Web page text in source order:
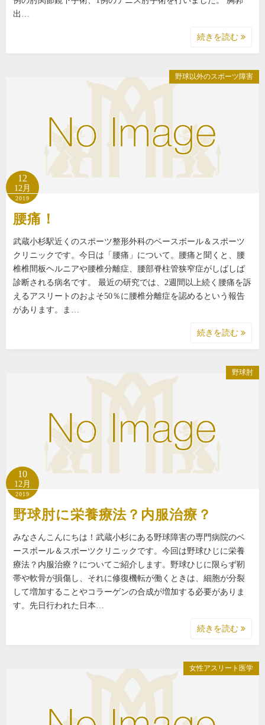
出…
続きを読む
野球以外のスポーツ障害
12
12月
2019
腰痛！
武蔵小杉駅近くのスポーツ整形外科のベースボール＆スポーツ
クリニックです。今日は「腰痛」について。腰痛と聞くと、腰
椎椎間板ヘルニアや腰椎分離症、腰部脊柱管狭窄症がしばしば
診断される病名です。 最近の研究では、2週間以上続く腰痛を訴
えるアスリートのおよそ50％に腰椎分離症を認めるという報告
があります。ま…
続きを読む
野球肘
10
12月
2019
野球肘に栄養療法？内服治療？
みなさんこんにちは！武蔵小杉にある野球障害の専門病院のベ
ースボール＆スポーツクリニックです。今回は野球ひじに栄養
療法？内服治療？についてご紹介します。野球ひじに限らず靭
帯や軟骨が損傷し、それに修復機転が働くときは、細胞が分裂
して増加することやコラーゲンの合成が増加する必要がありま
す。先日行われた日本…
続きを読む
女性アスリート医学